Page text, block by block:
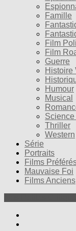
Famille
Film
Film
Guerre
Histoire
Humour
Musical
Science
Thriller
Western
Série
Portraits
Films
Mauvaise Foi
Films Anciens